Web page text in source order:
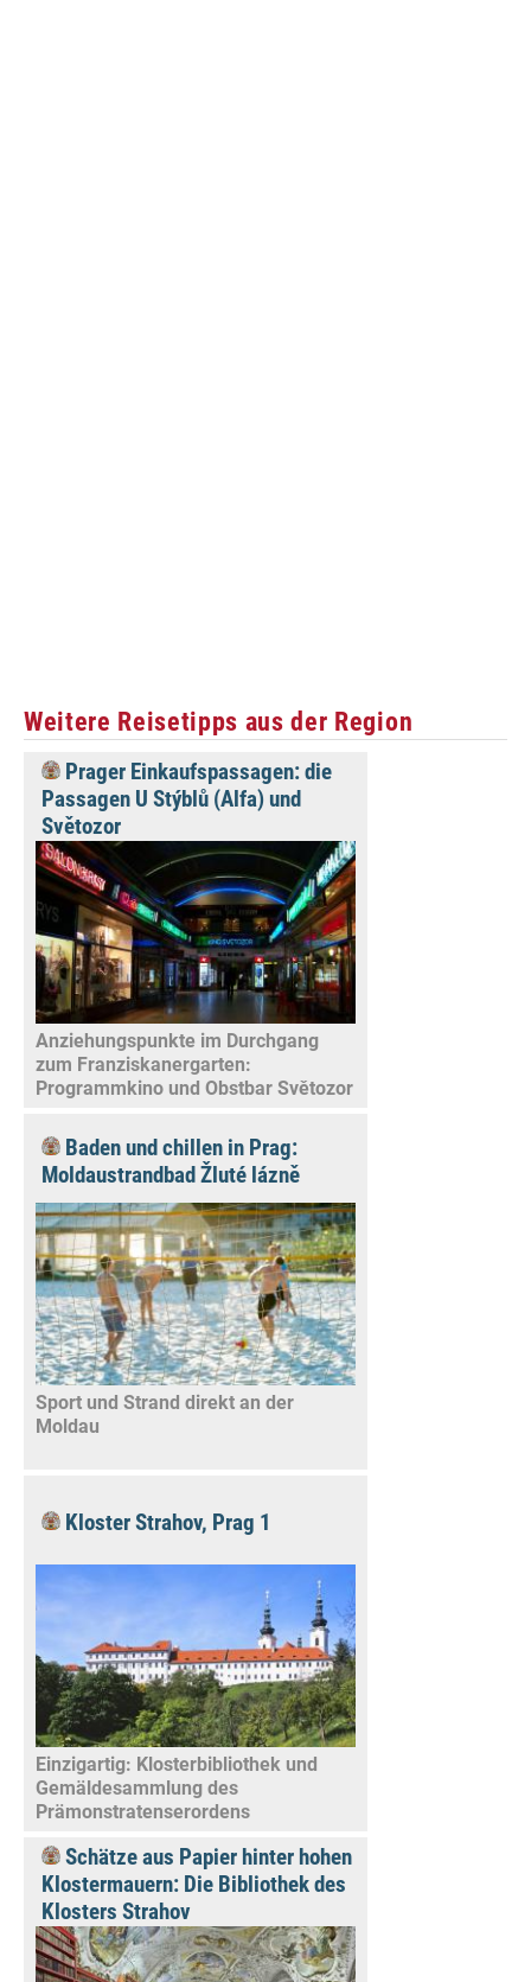
Weitere Reisetipps aus der Region
Prager Einkaufspassagen: die
Passagen U Stýblů (Alfa) und
Světozor
Anziehungspunkte im Durchgang
zum Franziskanergarten:
Programmkino und Obstbar Světozor
Baden und chillen in Prag:
Moldaustrandbad Žluté lázně
Sport und Strand direkt an der
Moldau
Kloster Strahov, Prag 1
Einzigartig: Klosterbibliothek und
Gemäldesammlung des
Prämonstratenserordens
Schätze aus Papier hinter hohen
Klostermauern: Die Bibliothek des
Klosters Strahov